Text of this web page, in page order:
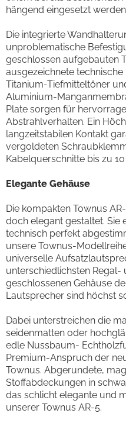
hängend eingesetzt
Die integrierte
unproblematische
geschlossen aufgebauten
ausgezeichnete
Titanium-Tiefmitteltöner
Aluminium-
Plate sorgen für
Abstrahlverhalten. Ein
langzeitstabilen Kontakt
vergoldeten
Kabelquerschnitte bis zu 10
Elegante Gehäuse
Die kompakten Townus
doch elegant gestaltet. Sie
technisch perfekt
unsere Townus-
universelle
unterschiedlichsten Regal-
geschlossenen Gehäuse
Lautsprecher sind höchst
Dabei unterstreichen die
seidenmatten oder
edle Nussbaum-
Premium-Anspruch der
Townus. Abgerundete,
Stoffabdeckungen in
das schlicht elegante und
unserer Townus AR-5.